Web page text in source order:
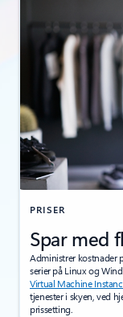
PRISER
Spar med
Administrer kostnader
serier på Linux og
Virtual Machine
tjenester i skyen, ved
prissetting.